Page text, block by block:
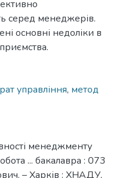
серед менеджерів.
основні недоліки в
управління, метод
менеджменту
... бакалавра : 073
– Харків : ХНАДУ,